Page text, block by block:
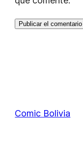
Comic Bolivia